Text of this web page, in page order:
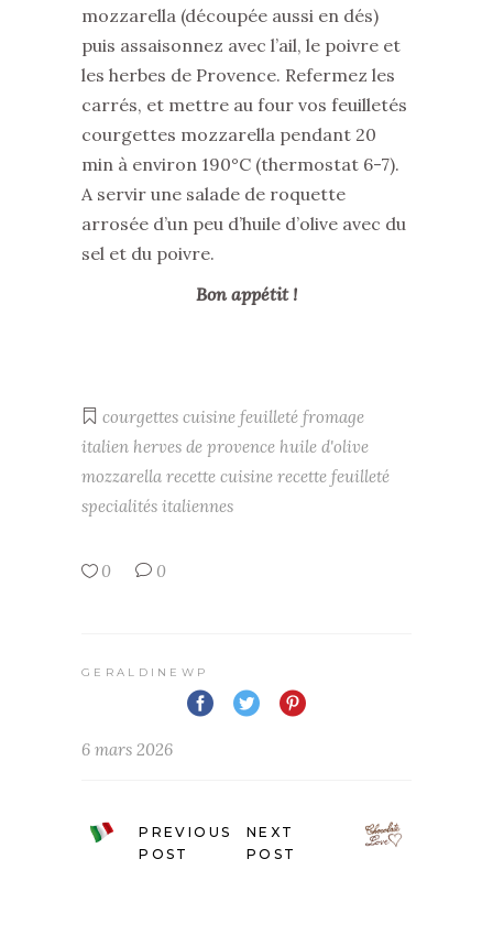
mozzarella (découpée aussi en dés)
puis assaisonnez avec l’ail, le poivre et
les herbes de Provence. Refermez les
carrés, et mettre au four vos feuilletés
courgettes mozzarella pendant 20
min à environ 190°C (thermostat 6-7).
A servir une salade de roquette
arrosée d’un peu d’huile d’olive avec du
sel et du poivre.
Bon appétit !
courgettes cuisine feuilleté fromage
italien herves de provence huile d'olive
mozzarella recette cuisine recette feuilleté
specialités italiennes
0 0
GERALDINEWP
6 mars 2026
PREVIOUS
POST
NEXT
POST